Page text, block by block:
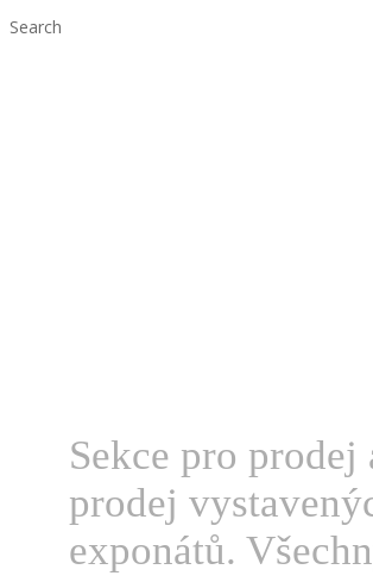
Search
Sekce pro prodej
prodej
exponátů.